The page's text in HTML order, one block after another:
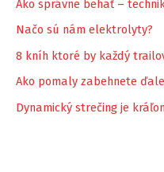
Ako správne behať –
Načo sú nám elektrolyty?
8 kníh ktoré by každý
Ako pomaly zabehnete
Dynamický strečing je